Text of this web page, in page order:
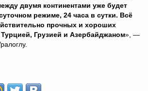
двумя континентами уже будет
режиме, 24 часа в сутки. Всё
прочных и хороших
Грузией и Азербайджаном», —